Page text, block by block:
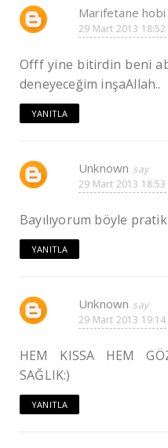
Marifetane hobi
29 Mart 2013 18:52
Offf yine bitirdin beni
deneyeceğim inşaAllah..
YANITLA
Unknown
29 Mart 2013 18:53
Bayılıyorum böyle
YANITLA
Unknown
29 Mart 2013 19:14
HEM KISSA HEM
SAĞLIK:)
YANITLA